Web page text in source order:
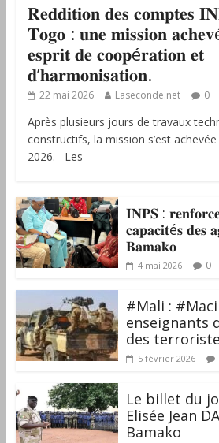
𝐑𝐞𝐝𝐝𝐢𝐭𝐢𝐨𝐧 𝐝𝐞𝐬 𝐜𝐨𝐦𝐩𝐭𝐞𝐬
𝐓𝐨𝐠𝐨 : 𝐮𝐧𝐞 𝐦𝐢𝐬𝐬𝐢𝐨𝐧
𝐞𝐬𝐩𝐫𝐢𝐭 𝐝𝐞 𝐜𝐨𝐨𝐩é𝐫𝐚𝐭𝐢𝐨𝐧 𝐞𝐭
𝐝’𝐡𝐚𝐫𝐦𝐨𝐧𝐢𝐬𝐚𝐭𝐢𝐨𝐧.
22 mai 2026 Laseconde.net 0
Après plusieurs jours de travaux
constructifs, la mission s’est
2026. Les
𝐈𝐍𝐏𝐒 :
𝐜𝐚𝐩𝐚𝐜𝐢𝐭é𝐬 𝐝𝐞𝐬
𝐁𝐚𝐦𝐚𝐤𝐨
4 mai 2026 0
#Mali :
enseignants
des
5 février 2026
‎Le billet du
Elisée Jean
Bamako